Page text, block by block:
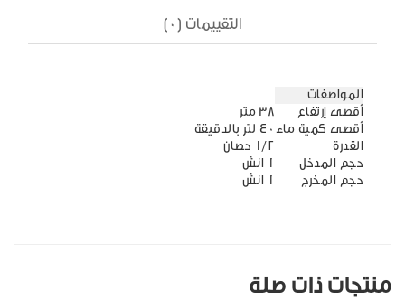
التقييمات (0)
المواصفات
أقصى إرتفاع
38 متر
أقصى كمية ماء 40 لتر بالدقيقة
القدرة
1/2 حصان
حجم المدخل
1 انش
حجم المخرج
1 انش
منتجات ذات صلة